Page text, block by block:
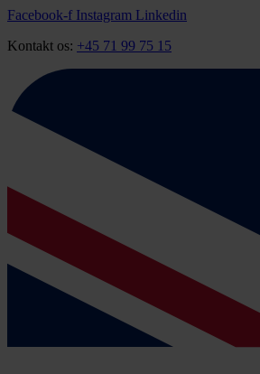
Videre
indhold
Facebook-f Instagram Linkedin
Kontakt os: +45 71 99 75 15